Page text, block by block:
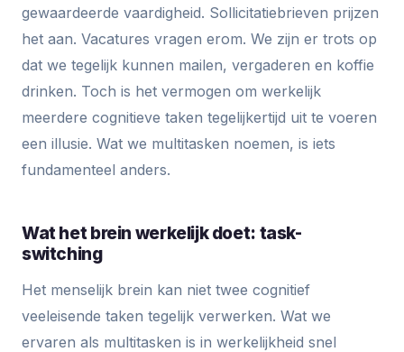
gewaardeerde vaardigheid. Sollicitatiebrieven prijzen
het aan. Vacatures vragen erom. We zijn er trots op
dat we tegelijk kunnen mailen, vergaderen en koffie
drinken. Toch is het vermogen om werkelijk
meerdere cognitieve taken tegelijkertijd uit te voeren
een illusie. Wat we multitasken noemen, is iets
fundamenteel anders.
Wat het brein werkelijk doet: task-
switching
Het menselijk brein kan niet twee cognitief
veeleisende taken tegelijk verwerken. Wat we
ervaren als multitasken is in werkelijkheid snel